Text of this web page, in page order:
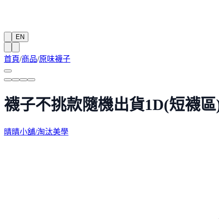
EN
首頁/商品/原味襪子
襪子不挑款隨機出貨1D(短襪
晴晴小舖/淘汰美學